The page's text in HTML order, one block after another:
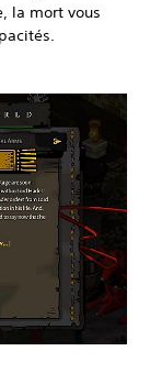
la mort vous